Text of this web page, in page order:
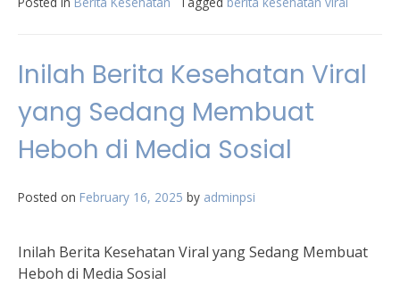
Inilah Berita Kesehatan Viral
yang Sedang Membuat
Heboh di Media Sosial
Posted on February 16, 2025 by adminpsi
Inilah Berita Kesehatan Viral yang Sedang Membuat
Heboh di Media Sosial